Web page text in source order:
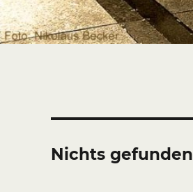
Nichts gefunden